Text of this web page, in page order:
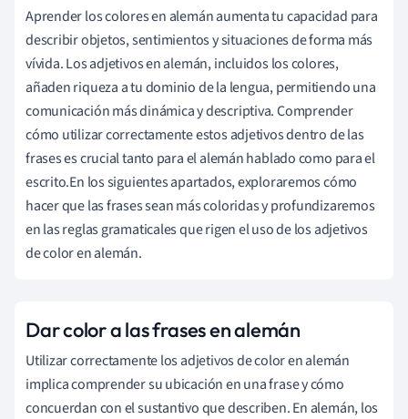
Aprender los colores en alemán aumenta tu capacidad para
describir objetos, sentimientos y situaciones de forma más
vívida. Los adjetivos en alemán, incluidos los colores,
añaden riqueza a tu dominio de la lengua, permitiendo una
comunicación más dinámica y descriptiva. Comprender
cómo utilizar correctamente estos adjetivos dentro de las
frases es crucial tanto para el alemán hablado como para el
escrito.En los siguientes apartados, exploraremos cómo
hacer que las frases sean más coloridas y profundizaremos
en las reglas gramaticales que rigen el uso de los adjetivos
de color en alemán.
Dar color a las frases en alemán
Utilizar correctamente los adjetivos de color en alemán
implica comprender su ubicación en una frase y cómo
concuerdan con el sustantivo que describen. En alemán, los